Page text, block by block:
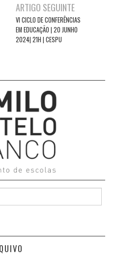
ARTIGO SEGUINTE
VI CICLO DE CONFERÊNCIAS
EM EDUCAÇÃO | 20 JUNHO
2024| 21H | CESPU